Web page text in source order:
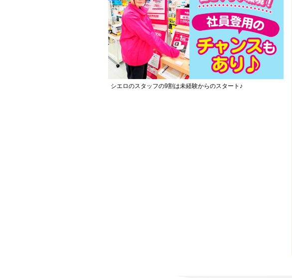
シエロのスタッフの9割は未経験からのスタート♪